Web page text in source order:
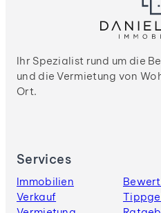
Ihr Spezialist rund um die
und die Vermietung von
Ort.
Services
Immobilien
Verkauf